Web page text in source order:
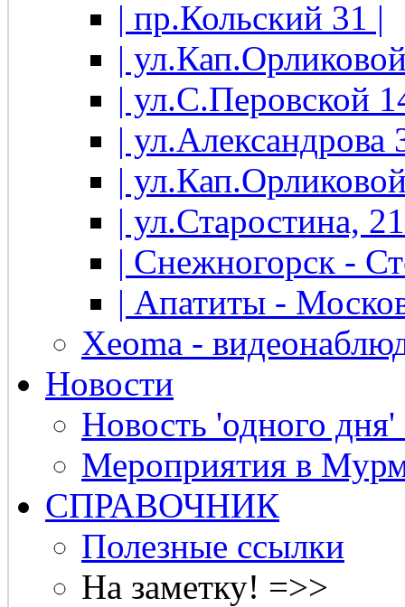
| пр.Кольский 31 |
|
| ул.С.Перовской
| ул.Александрова
|
| ул.Старостина,
| Снежногорск -
| Апатиты -
Xeoma -
Новости
Новость 'одного
Мероприятия в
СПРАВОЧНИК
Полезные ссылки
На заметку! =>>